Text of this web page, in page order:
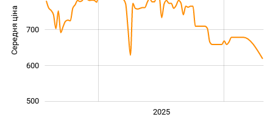
Середня ціна 500
500
600
700
2025